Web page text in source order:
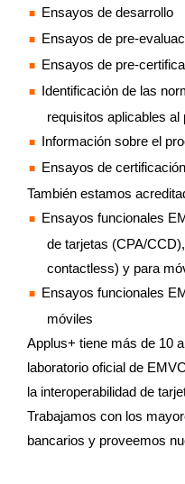
Ensayos de desarrollo
Ensayos de pre-
Ensayos de pre-
Identificación de las
requisitos aplicables al
Información sobre el
Ensayos de certificación
También estamos
Ensayos funcionales
de tarjetas (CPA/
contactless) y para
Ensayos funcionales
móviles
Applus+ tiene más de 10
laboratorio oficial de
la interoperabilidad de
Trabajamos con los
bancarios y proveemos